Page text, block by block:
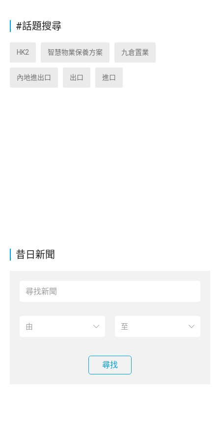
昔日新聞
尋找
#話題搜尋
HK2 智慧物業保養方案 九倉置業
內地進出口 出口 進口